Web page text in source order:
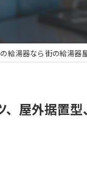
給湯器なら街の給湯器
、屋外据置